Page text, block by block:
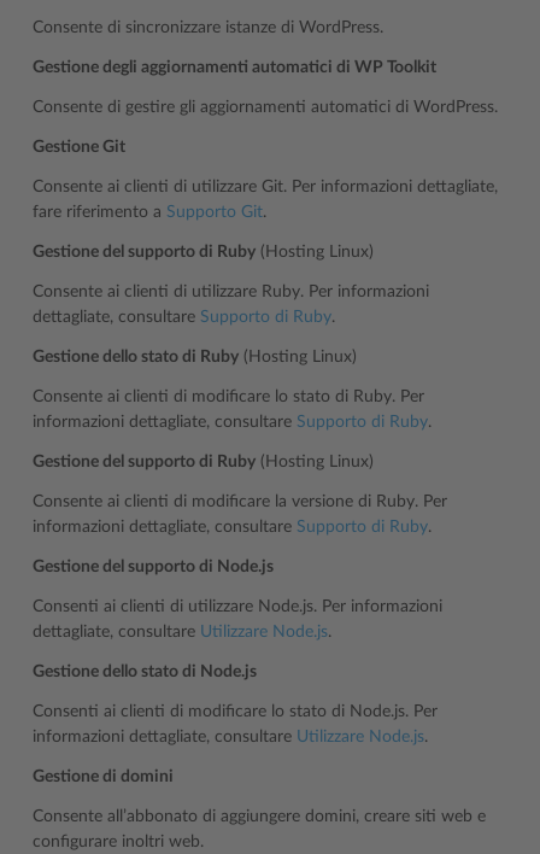
Consente di sincronizzare istanze di WordPress.
Gestione degli aggiornamenti automatici di WP Toolkit
Consente di gestire gli aggiornamenti automatici di WordPress.
Gestione Git
Consente ai clienti di utilizzare Git. Per informazioni dettagliate,
fare riferimento a Supporto Git.
Gestione del supporto di Ruby (Hosting Linux)
Consente ai clienti di utilizzare Ruby. Per informazioni
dettagliate, consultare Supporto di Ruby.
Gestione dello stato di Ruby (Hosting Linux)
Consente ai clienti di modificare lo stato di Ruby. Per
informazioni dettagliate, consultare Supporto di Ruby.
Gestione del supporto di Ruby (Hosting Linux)
Consente ai clienti di modificare la versione di Ruby. Per
informazioni dettagliate, consultare Supporto di Ruby.
Gestione del supporto di Node.js
Consenti ai clienti di utilizzare Node.js. Per informazioni
dettagliate, consultare Utilizzare Node.js.
Gestione dello stato di Node.js
Consenti ai clienti di modificare lo stato di Node.js. Per
informazioni dettagliate, consultare Utilizzare Node.js.
Gestione di domini
Consente all’abbonato di aggiungere domini, creare siti web e
configurare inoltri web.